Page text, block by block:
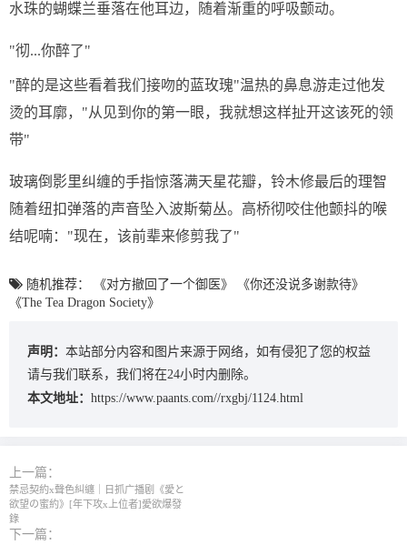
水珠的蝴蝶兰垂落在他耳边，随着渐重的呼吸颤动。
"彻...你醉了"
"醉的是这些看着我们接吻的蓝玫瑰"温热的鼻息游走过他发
烫的耳廓，"从见到你的第一眼，我就想这样扯开这该死的领
带"
玻璃倒影里纠缠的手指惊落满天星花瓣，铃木修最后的理智
随着纽扣弹落的声音坠入波斯菊丛。高桥彻咬住他颤抖的喉
结呢喃："现在，该前辈来修剪我了"
随机推荐： 《对方撤回了一个御医》
《你还没说多谢款待》
《The Tea Dragon Society》
声明： 本站部分内容和图片来源于网络，如有侵犯了您的权益
请与我们联系，我们将在24小时内删除。
本文地址： https://www.paants.com//rxgbj/1124.html
上一篇：
禁忌契約x聲色糾纏｜日抓广播剧《愛と
欲望の蜜約》[年下攻x上位者]愛欲爆發
錄
下一篇：